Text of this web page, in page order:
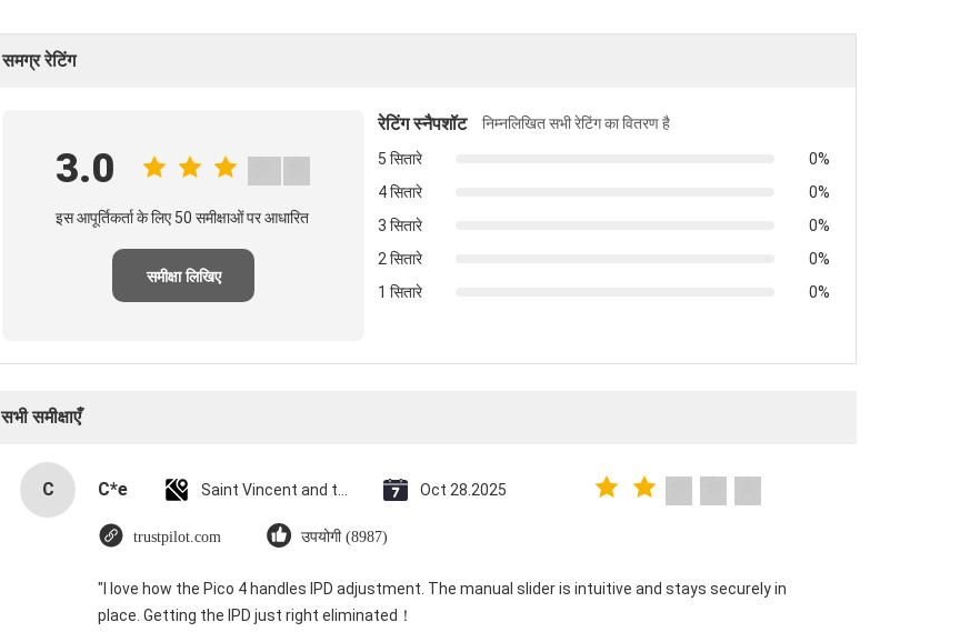
समग्र रेटिंग
3.0
इस आपूर्तिकर्ता के लिए 50 समीक्षाओं पर आधारित
समीक्षा लिखिए
रेटिंग स्नैपशॉट
निम्नलिखित सभी रेटिंग का वितरण है
5 सितारे
0%
4 सितारे
0%
3 सितारे
0%
2 सितारे
0%
1 सितारे
0%
सभी समीक्षाएँ
C C*e Saint Vincent and the Grenadines Oct 28.2025
trustpilot.com उपयोगी (8987)
"I love how the Pico 4 handles IPD adjustment. The manual slider is intuitive and stays securely in
place. Getting the IPD just right eliminated！